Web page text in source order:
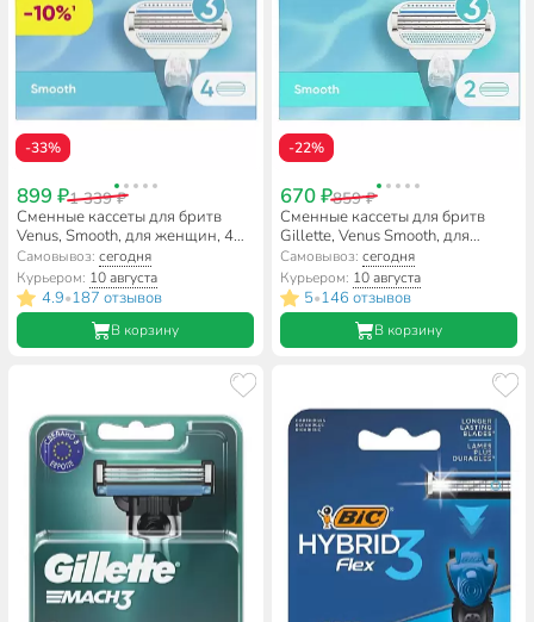
-33%
899 ₽1 339 ₽
Сменные кассеты для бритв
Venus, Smooth, для женщин, 4
шт
Самовывоз:сегодня
Курьером: 10 августа
4.9•187 отзывов
В корзину
-22%
670 ₽859 ₽
Сменные кассеты для бритв
Gillette, Venus Smooth, для
женщин, 2 шт
Самовывоз: сегодня
Курьером: 10 августа
5•146 отзывов
В корзину